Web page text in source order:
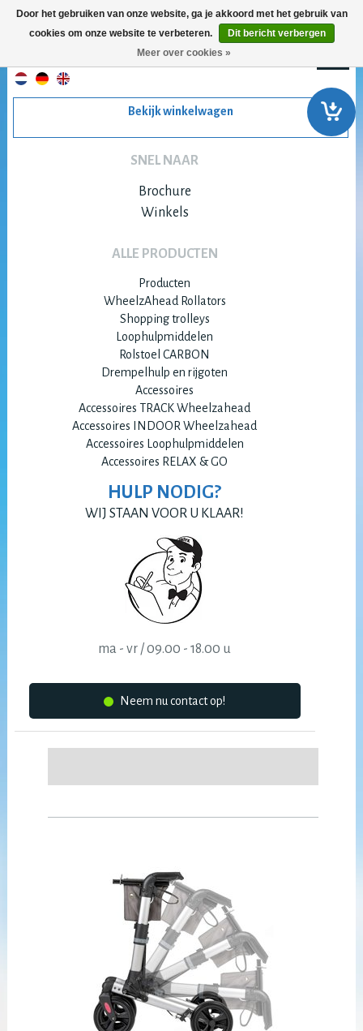
Bekijk winkelwagen
SNEL NAAR
Brochure
Winkels
ALLE PRODUCTEN
Producten
WheelzAhead Rollators
Shopping trolleys
Loophulpmiddelen
Rolstoel CARBON
Drempelhulp en rijgoten
Accessoires
Accessoires TRACK Wheelzahead
Accessoires INDOOR Wheelzahead
Accessoires Loophulpmiddelen
Accessoires RELAX & GO
HULP NODIG?
WIJ STAAN VOOR U KLAAR!
ma - vr / 09.00 - 18.00 u
Neem nu contact op!
Door het gebruiken van onze website, ga je akkoord met het gebruik van
cookies om onze website te verbeteren.
Dit bericht verbergen
Meer over cookies »